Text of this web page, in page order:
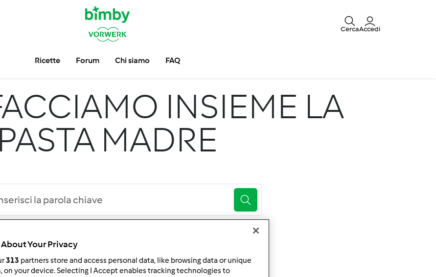
CercaAccedi
Ricette Forum Chi siamo FAQ
INSIEME LA
PASTA MADRE
per:
più recenti
10
About Your Privacy
313 partners store and access personal data, like browsing data or unique
on your device. Selecting I Accept enables tracking technologies to